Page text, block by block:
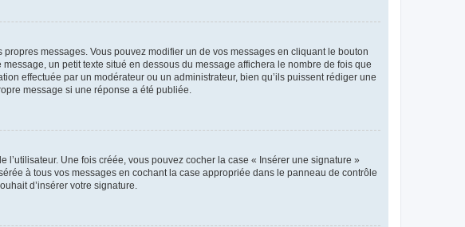
messages. Vous pouvez modifier un de vos messages en cliquant le bouton
un petit texte situé en dessous du message affichera le nombre de fois que
effectuée par un modérateur ou un administrateur, bien qu’ils puissent rédiger une
message si une réponse a été publiée.
Une fois créée, vous pouvez cocher la case « Insérer une signature »
à tous vos messages en cochant la case appropriée dans le panneau de contrôle
d’insérer votre signature.